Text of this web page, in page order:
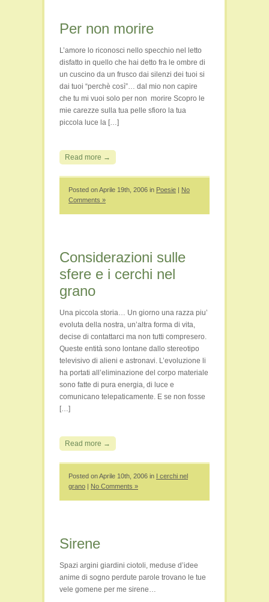
Per non morire
L’amore lo riconosci nello specchio nel letto
disfatto in quello che hai detto fra le ombre di
un cuscino da un frusco dai silenzi dei tuoi si
dai tuoi “perchè così”… dal mio non capire
che tu mi vuoi solo per non morire Scopro le
mie carezze sulla tua pelle sfioro la tua
piccola luce la […]
Read more →
Posted on Aprile 19th, 2006 in Poesie | No
Comments »
Considerazioni sulle
sfere e i cerchi nel
grano
Una piccola storia… Un giorno una razza piu’
evoluta della nostra, un’altra forma di vita,
decise di contattarci ma non tutti compresero.
Queste entità sono lontane dallo stereotipo
televisivo di alieni e astronavi. L’evoluzione li
ha portati all’eliminazione del corpo materiale
sono fatte di pura energia, di luce e
comunicano telepaticamente. E se non fosse
[…]
Read more →
Posted on Aprile 10th, 2006 in I cerchi nel
grano | No Comments »
Sirene
Spazi argini giardini ciotoli, meduse d’idee
anime di sogno perdute parole trovano le tue
vele gomene per me sirene…